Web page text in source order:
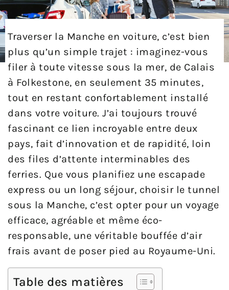
Traverser la Manche en voiture, c’est bien
plus qu’un simple trajet : imaginez-vous
filer à toute vitesse sous la mer, de Calais
à Folkestone, en seulement 35 minutes,
tout en restant confortablement installé
dans votre voiture. J’ai toujours trouvé
fascinant ce lien incroyable entre deux
pays, fait d’innovation et de rapidité, loin
des files d’attente interminables des
ferries. Que vous planifiez une escapade
express ou un long séjour, choisir le tunnel
sous la Manche, c’est opter pour un voyage
efficace, agréable et même éco-
responsable, une véritable bouffée d’air
frais avant de poser pied au Royaume-Uni.
Table des matières